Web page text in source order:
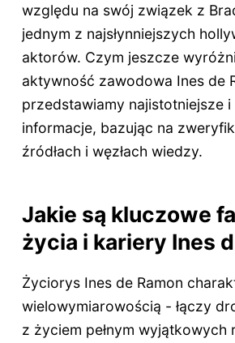
względu na swój związek z
jednym z najsłynniejszych
aktorów. Czym jeszcze
aktywność zawodowa Ines de
przedstawiamy najistotniejsze i
informacje, bazując na
źródłach i węzłach wiedzy.
Jakie są kluczowe
życia i kariery Ines
Życiorys Ines de Ramon
wielowymiarowością - łączy
z życiem pełnym wyjątkowych